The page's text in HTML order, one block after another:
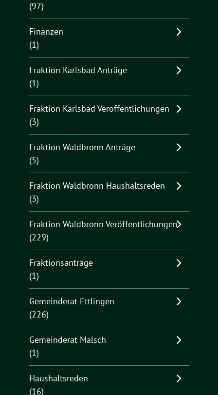
(97)
Finanzen
(1)
Fraktion Karlsbad Anträge
(1)
Fraktion Karlsbad Veröffentlichungen
(3)
Fraktion Waldbronn Anträge
(5)
Fraktion Waldbronn Haushaltsreden
(3)
Fraktion Waldbronn Veröffentlichungen
(229)
Fraktionsanträge
(1)
Gemeinderat Ettlingen
(226)
Gemeinderat Malsch
(1)
Haushaltsreden
(16)